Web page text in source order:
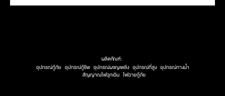
ผลิตภัณฑ์:
อุปกรณ์กู้ภัย อุปกรณ์กู้ชีพ อุปกรณ์ผจญเพลิง อุปกรณ์ที่สูง อุปกรณ์ทางน้ำ
สัญญาณไฟฉุกเฉิน ไฟฉายกู้ภัย